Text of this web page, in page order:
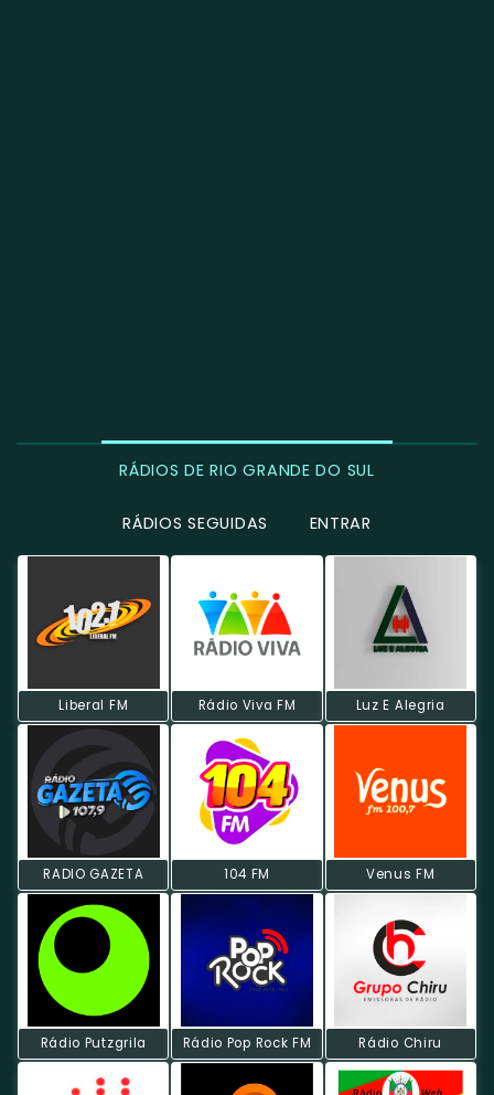
RÁDIOS DE RIO GRANDE DO SUL
RÁDIOS SEGUIDAS ENTRAR
Liberal FM Rádio Viva FM Luz E Alegria
RADIO GAZETA 104 FM Venus FM
Rádio Putzgrila Rádio Pop Rock FM Rádio Chiru